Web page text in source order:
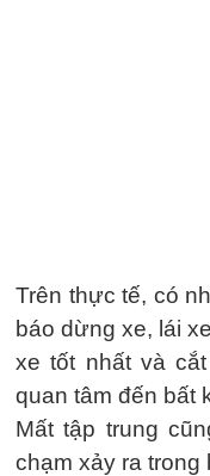
Trên thực tế, có
báo dừng xe, lái
xe tốt nhất và
quan tâm đến bất
Mất tập trung
chạm xảy ra trong